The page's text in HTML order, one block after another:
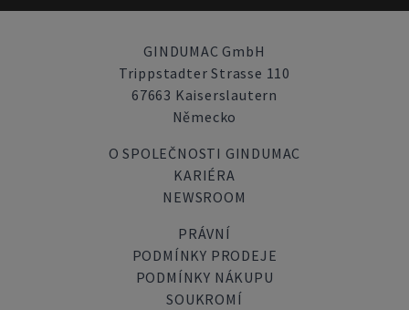
GINDUMAC GmbH
Trippstadter Strasse 110
67663 Kaiserslautern
Německo
O SPOLEČNOSTI GINDUMAC
KARIÉRA
NEWSROOM
PRÁVNÍ
PODMÍNKY PRODEJE
PODMÍNKY NÁKUPU
SOUKROMÍ